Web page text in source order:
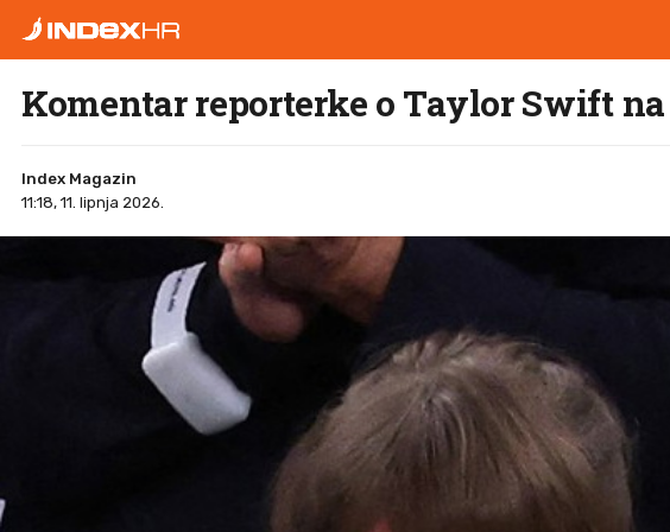
Komentar reporterke o Taylor Swift
Index Magazin
11:18, 11. lipnja 2026.